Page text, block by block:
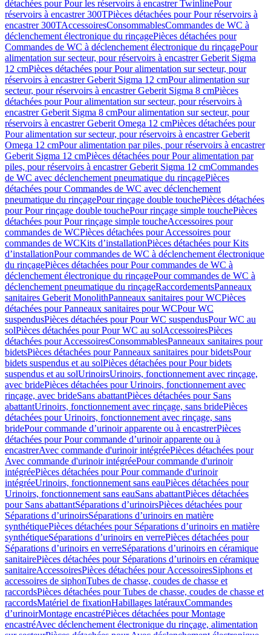
détachées pour Pour les réservoirs à encastrer TwinlinePour
réservoirs à encastrer 300TPièces détachées pour Pour réservoirs à
encastrer 300TAccessoiresConsommablesCommandes de WC à
déclenchement électronique du rinçagePièces détachées pour
Commandes de WC à déclenchement électronique du rinçagePour
alimentation sur secteur, pour réservoirs à encastrer Geberit Sigma
12 cmPièces détachées pour Pour alimentation sur secteur, pour
réservoirs à encastrer Geberit Sigma 12 cmPour alimentation sur
secteur, pour réservoirs à encastrer Geberit Sigma 8 cmPièces
détachées pour Pour alimentation sur secteur, pour réservoirs à
encastrer Geberit Sigma 8 cmPour alimentation sur secteur, pour
réservoirs à encastrer Geberit Omega 12 cmPièces détachées pour
Pour alimentation sur secteur, pour réservoirs à encastrer Geberit
Omega 12 cmPour alimentation par piles, pour réservoirs à encastrer
Geberit Sigma 12 cmPièces détachées pour Pour alimentation par
piles, pour réservoirs à encastrer Geberit Sigma 12 cmCommandes
de WC avec déclenchement pneumatique du rinçagePièces
détachées pour Commandes de WC avec déclenchement
pneumatique du rinçagePour rinçage double touchePièces détachées
pour Pour rinçage double touchePour rinçage simple touchePièces
détachées pour Pour rinçage simple toucheAccessoires pour
commandes de WCPièces détachées pour Accessoires pour
commandes de WCKits d’installationPièces détachées pour Kits
d’installationPour commandes de WC à déclenchement électronique
du rinçagePièces détachées pour Pour commandes de WC à
déclenchement électronique du rinçagePour commandes de WC à
déclenchement pneumatique du rinçageRaccordementsPanneaux
sanitaires Geberit MonolithPanneaux sanitaires pour WCPièces
détachées pour Panneaux sanitaires pour WCPour WC
suspendusPièces détachées pour Pour WC suspendusPour WC au
solPièces détachées pour Pour WC au solAccessoiresPièces
détachées pour AccessoiresConsommablesPanneaux sanitaires pour
bidetsPièces détachées pour Panneaux sanitaires pour bidetsPour
bidets suspendus et au solPièces détachées pour Pour bidets
suspendus et au solUrinoirsUrinoirs, fonctionnement avec rinçage,
avec bridePièces détachées pour Urinoirs, fonctionnement avec
rinçage, avec brideSans abattantPièces détachées pour Sans
abattantUrinoirs, fonctionnement avec rinçage, sans bridePièces
détachées pour Urinoirs, fonctionnement avec rinçage, sans
bridePour commande d’urinoir apparente ou à encastrerPièces
détachées pour Pour commande d’urinoir apparente ou à
encastrerAvec commande d'urinoir intégréePièces détachées pour
Avec commande d'urinoir intégréePour commande d'urinoir
intégréePièces détachées pour Pour commande d'urinoir
intégréeUrinoirs, fonctionnement sans eauPièces détachées pour
Urinoirs, fonctionnement sans eauSans abattantPièces détachées
pour Sans abattantSéparations d’urinoirsPièces détachées pour
Séparations d’urinoirsSéparations d’urinoirs en matière
synthétiquePièces détachées pour Séparations d’urinoirs en matière
synthétiqueSéparations d’urinoirs en verrePièces détachées pour
Séparations d’urinoirs en verreSéparations d’urinoirs en céramique
sanitairePièces détachées pour Séparations d’urinoirs en céramique
sanitaireAccessoiresPièces détachées pour AccessoiresSiphons et
accessoires de siphonTubes de chasse, coudes de chasse et
raccordsPièces détachées pour Tubes de chasse, coudes de chasse et
raccordsMatériel de fixationHabillages latérauxCommandes
dʼurinoirMontage encastréPièces détachées pour Montage
encastréAvec déclenchement électronique du rinçage, alimentation